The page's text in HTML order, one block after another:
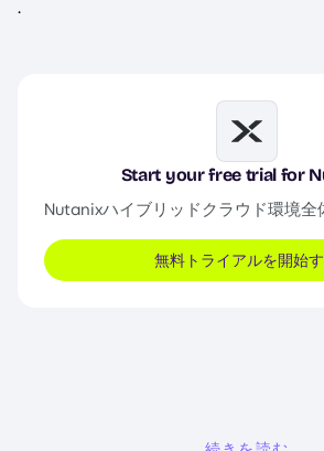
.
Image
Start your free trial for
Nutanixハイブリッドクラウド環境全
無料トライアルを開始